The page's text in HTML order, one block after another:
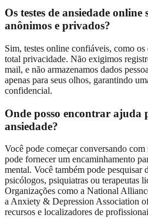
Os testes de ansiedade online
anônimos e privados?
Sim, testes online confiáveis, como
total privacidade. Não exigimos
mail, e não armazenamos dados
apenas para seus olhos, garantindo
confidencial.
Onde posso encontrar ajuda
ansiedade?
Você pode começar conversando
pode fornecer um encaminhamento
mental. Você também pode pesquisar
psicólogos, psiquiatras ou terapeutas
Organizações como a National
a Anxiety & Depression Association
recursos e localizadores de